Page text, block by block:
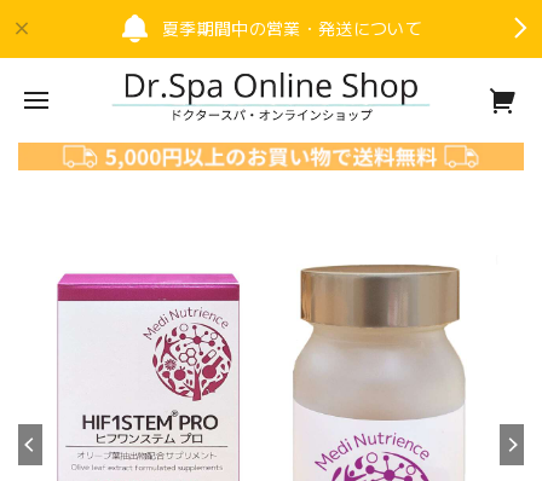
夏季期間中の営業・発送について